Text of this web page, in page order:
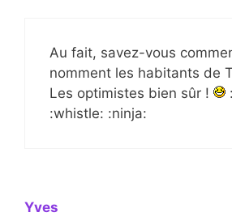
Au fait, savez-vous
nomment les habitants de
Les optimistes bien sûr !
:whistle: :ninja:
Yves